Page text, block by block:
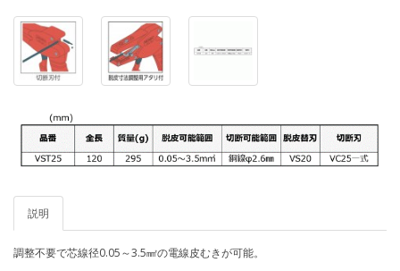
説明
調整不要で芯線径0.05～3.5㎟の電線皮むきが可能。